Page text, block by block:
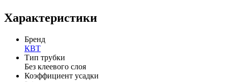
Характеристики
Бренд
КВТ
Тип трубки
Без клеевого слоя
Коэффициент усадки